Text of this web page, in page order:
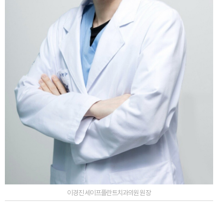
이경진 세이프플란트치과의원 원장